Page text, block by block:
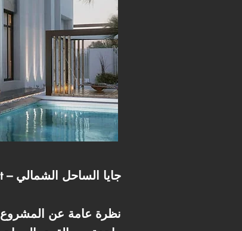
Gaia North Coast – جايا الساحل الشمالي
نظرة عامة عن المشروع